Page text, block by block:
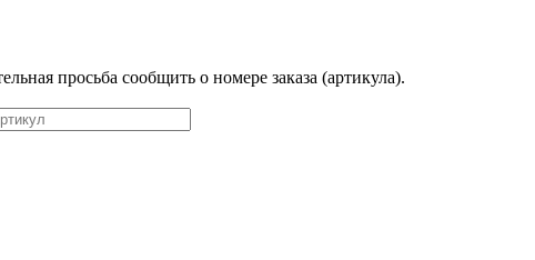
просьба сообщить о номере заказа (артикула).